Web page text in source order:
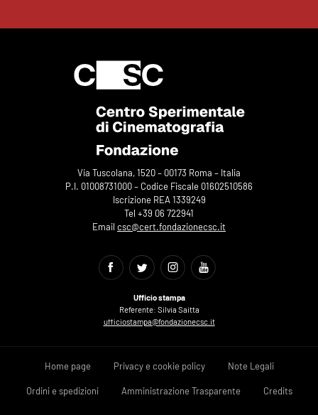
Via Tuscolana, 1520 – 00173 Roma – Italia
P.I. 01008731000 – Codice Fiscale 01602510586
Iscrizione REA 1339249
Tel +39 06 722941
Email csc@cert.fondazionecsc.it
Ufficio stampa
Referente: Silvia Saitta
ufficiostampa@fondazionecsc.it
Home page Privacy e cookie policy Note Legali
Ordini e spedizioni Amministrazione Trasparente Credits